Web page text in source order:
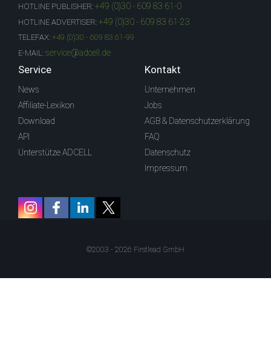
HOTLINE PUBLISHER: +49 (0)30 - 609 83 61-0
HOTLINE ADVERTISER: +49 (0)30 - 609 83 61-23
TELEFAX: +49 (0)30 - 609 83 61-99
E-MAIL: service@adcell.de
Service
News
Affiliate-Lexikon
Download
API
Unterstütze ADCELL
Kontakt
Unternehmen
Jobs
AGB & Datenschutzerklärung
FAQ
Datenschutz
Impressum
©2003 - 2026 Firstlead GmbH